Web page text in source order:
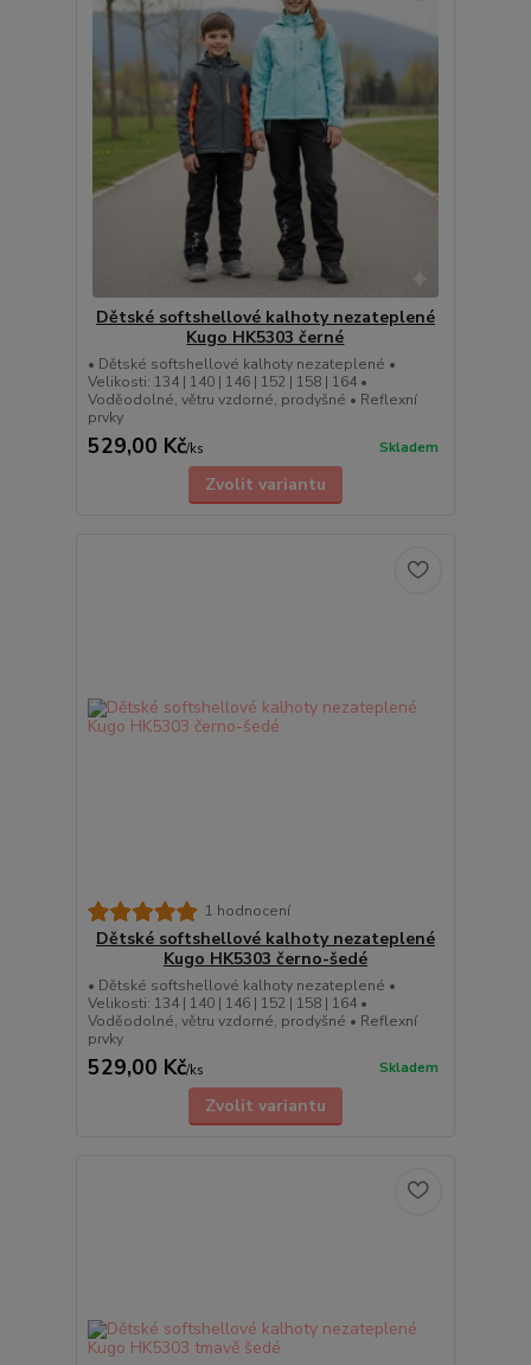
Dětské softshellové kalhoty nezateplené
Kugo HK5303 černé
• Dětské softshellové kalhoty nezateplené •
Velikosti: 134 | 140 | 146 | 152 | 158 | 164 •
Voděodolné, větru vzdorné, prodyšné • Reflexní
prvky
529,00 Kč/ks Skladem
Zvolit variantu
1 hodnocení
Dětské softshellové kalhoty nezateplené
Kugo HK5303 černo-šedé
• Dětské softshellové kalhoty nezateplené •
Velikosti: 134 | 140 | 146 | 152 | 158 | 164 •
Voděodolné, větru vzdorné, prodyšné • Reflexní
prvky
529,00 Kč/ks Skladem
Zvolit variantu